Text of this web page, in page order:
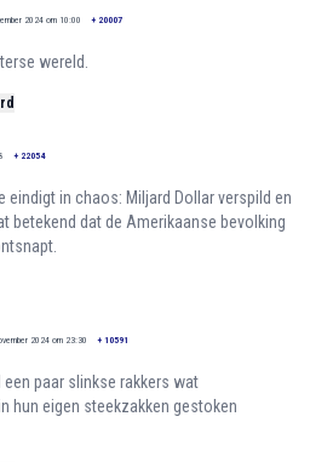
2024 om 10:00 + 20007
wereld.
+ 22054
eindigt in chaos: Miljard Dollar verspild en
betekend dat de Amerikaanse bevolking
2024 om 23:30 + 10591
een paar slinkse rakkers wat
hun eigen steekzakken gestoken